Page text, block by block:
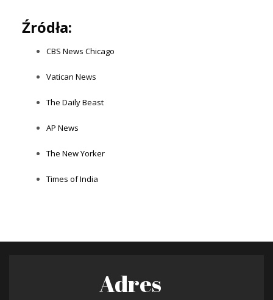
Źródła:
CBS News Chicago
Vatican News
The Daily Beast
AP News
The New Yorker
Times of India
Adres